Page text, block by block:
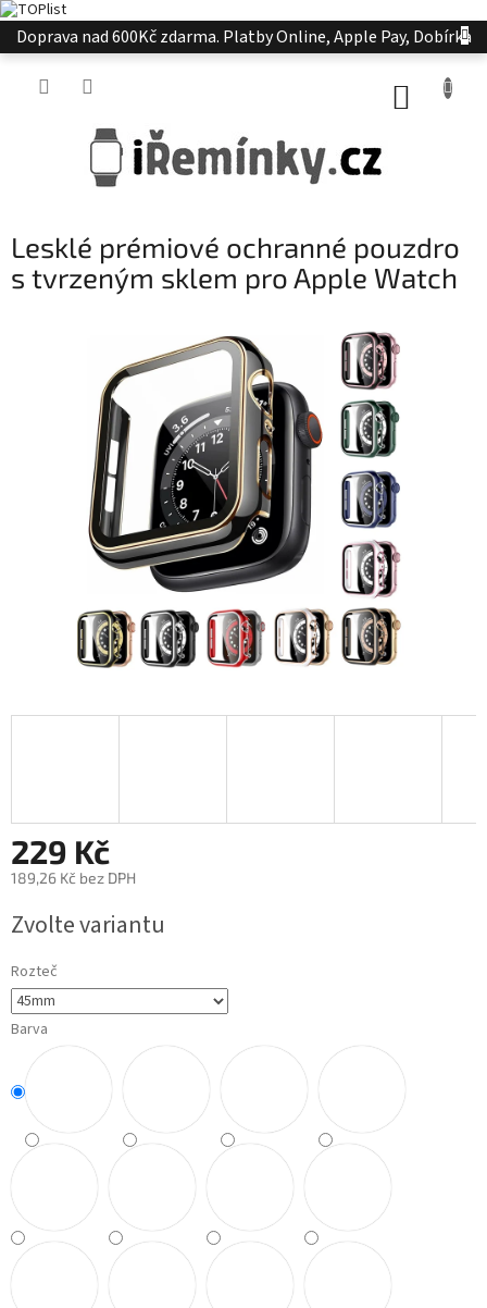
Přejít
na
Doprava nad 600Kč zdarma. Platby Online, Apple Pay, Dobírka
Lesklé prémiové ochranné pouzdro
s tvrzeným sklem pro Apple Watch
229 Kč
189,26 Kč bez DPH
cena:
Zvolte variantu
Rozteč
Barva